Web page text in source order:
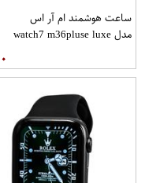
ساعت هوشمند ام آر اس
مدل watch7 m36pluse luxe
۰